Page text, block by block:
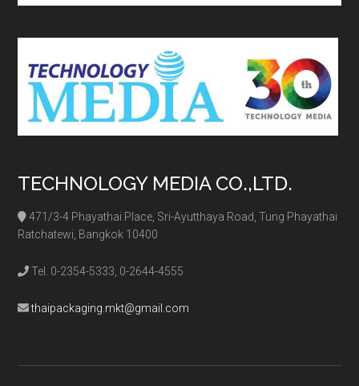
site
TECHNOLOGY MEDIA CO.,LTD.
471/3-4 Phayathai Place, Sri-Ayutthaya Road, Tung Phayathai
Ratchatewi, Bangkok 10400
Tel. 0-2354-5333, 0-2644-4555
thaipackaging.mkt@gmail.com